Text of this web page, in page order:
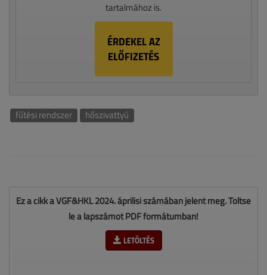
tartalmához is.
ÉRDEKEL AZ
ELŐFIZETÉS
fűtési rendszer hőszivattyú
Ez a cikk a VGF&HKL 2024. áprilisi számában jelent meg. Töltse
le a lapszámot PDF formátumban!
LETÖLTÉS